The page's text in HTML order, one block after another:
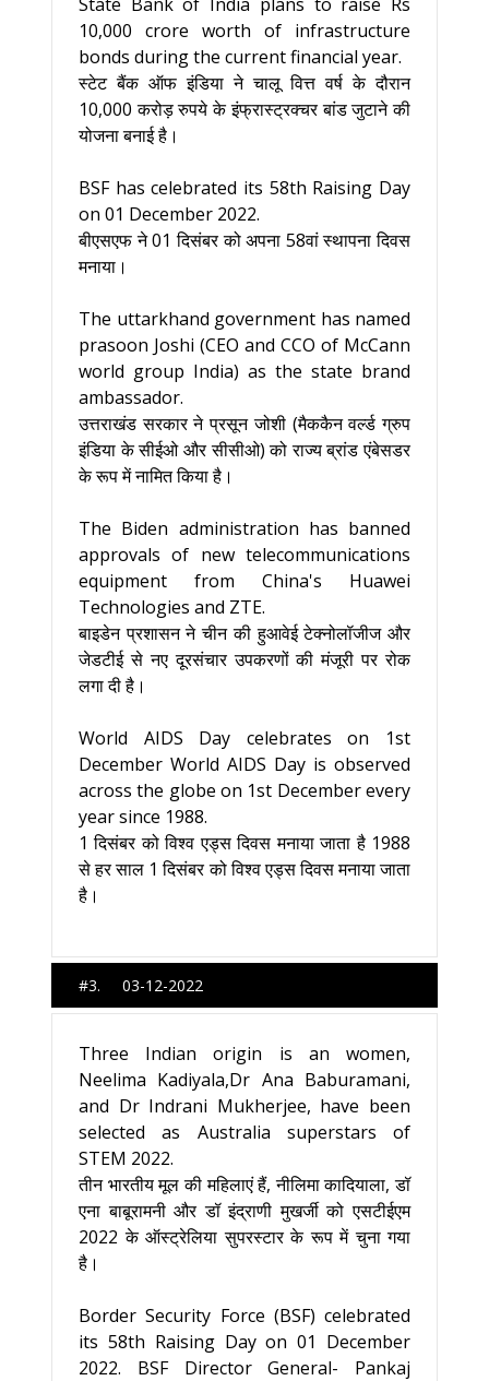
10,000 crore worth of infrastructure
bonds during the current financial year.
स्टेट बैंक ऑफ इंडिया ने चालू वित्त वर्ष के दौरान
10,000 करोड़ रुपये के इंफ्रास्ट्रक्चर बांड जुटाने की
योजना बनाई है।
BSF has celebrated its 58th Raising Day
on 01 December 2022.
बीएसएफ ने 01 दिसंबर को अपना 58वां स्थापना दिवस
मनाया।
The uttarkhand government has named
prasoon Joshi (CEO and CCO of McCann
world group India) as the state brand
ambassador.
उत्तराखंड सरकार ने प्रसून जोशी (मैककैन वर्ल्ड ग्रुप
इंडिया के सीईओ और सीसीओ) को राज्य ब्रांड एंबेसडर
के रूप में नामित किया है।
The Biden administration has banned
approvals of new telecommunications
equipment from China's Huawei
Technologies and ZTE.
बाइडेन प्रशासन ने चीन की हुआवेई टेक्नोलॉजीज और
जेडटीई से नए दूरसंचार उपकरणों की मंजूरी पर रोक
लगा दी है।
World AIDS Day celebrates on 1st
December World AIDS Day is observed
across the globe on 1st December every
year since 1988.
1 दिसंबर को विश्व एड्स दिवस मनाया जाता है 1988
से हर साल 1 दिसंबर को विश्व एड्स दिवस मनाया जाता
है।
#3. 03-12-2022
Three Indian origin is an women,
Neelima Kadiyala,Dr Ana Baburamani,
and Dr Indrani Mukherjee, have been
selected as Australia superstars of
STEM 2022.
तीन भारतीय मूल की महिलाएं हैं, नीलिमा कादियाला, डॉ
एना बाबूरामनी और डॉ इंद्राणी मुखर्जी को एसटीईएम
2022 के ऑस्ट्रेलिया सुपरस्टार के रूप में चुना गया
है।
Border Security Force (BSF) celebrated
its 58th Raising Day on 01 December
2022. BSF Director General- Pankaj